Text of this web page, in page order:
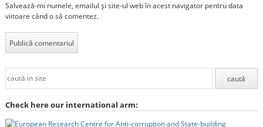
Salvează-mi numele, emailul și site-ul web în acest navigator pentru data
viitoare când o să comentez.
Check here our international arm: